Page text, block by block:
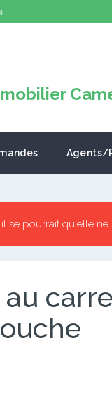
Agents/
il se pourrait qu'elle